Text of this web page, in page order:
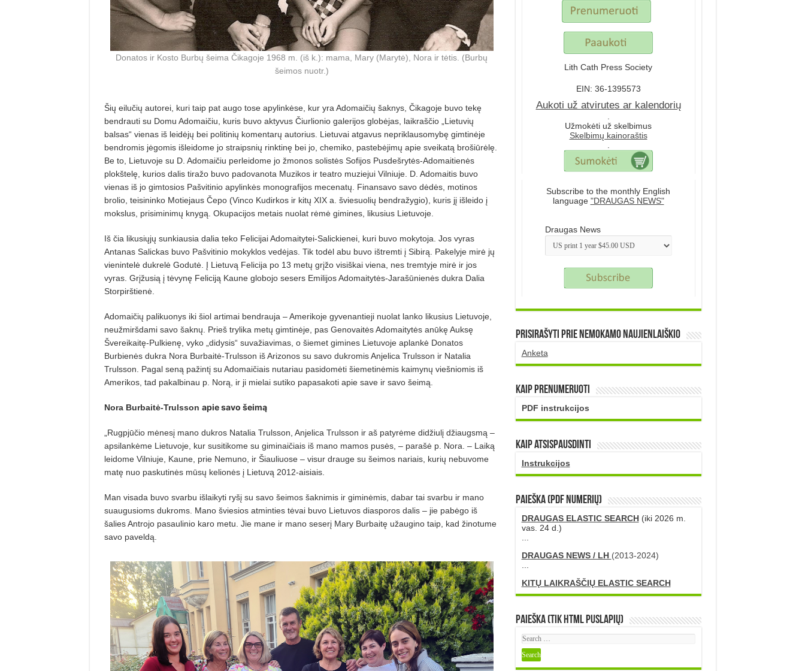
Donatos ir Kosto Burbų šeima Čikagoje 1968 m. (iš k.): mama, Mary (Marytė), Nora ir tėtis. (Burbų
šeimos nuotr.)
Šių eilučių autorei, kuri taip pat augo tose apylinkėse, kur yra Adomaičių šaknys, Čikagoje buvo tekę
bendrauti su Domu Adomaičiu, kuris buvo aktyvus Čiurlionio galerijos globėjas, laikraščio „Lietuvių
balsas“ vienas iš leidėjų bei politinių komentarų autorius. Lietuvai atgavus nepriklausomybę gimtinėje
bendromis jėgomis išleidome jo straipsnių rinktinę bei jo, chemiko, pastebėjimų apie sveikatą brošiūrėlę.
Be to, Lietuvoje su D. Adomaičiu perleidome jo žmonos solistės Sofijos Pusdešrytės-Adomaitienės
plokštelę, kurios dalis tiražo buvo padovanota Muzikos ir teatro muziejui Vilniuje. D. Adomaitis buvo
vienas iš jo gimtosios Pašvitinio apylinkės monografijos mecenatų. Finansavo savo dėdės, motinos
brolio, teisininko Motiejaus Čepo (Vinco Kudirkos ir kitų XIX a. šviesuolių bendražygio), kuris jį išleido į
mokslus, prisiminimų knygą. Okupacijos metais nuolat rėmė gimines, likusius Lietuvoje.
Iš čia likusiųjų sunkiausia dalia teko Felicijai Adomaitytei-Salickienei, kuri buvo mokytoja. Jos vyras
Antanas Salickas buvo Pašvitinio mokyklos vedėjas. Tik todėl abu buvo ištremti į Sibirą. Pakely­je mirė jų
vienintelė dukrelė Godutė. Į Lietu­vą Felicija po 13 metų grįžo visiškai viena, nes tremtyje mirė ir jos
vyras. Grįžusią į tėvynę Feliciją Kaune globojo sesers Emilijos Adomaitytės-Jarašūnienės dukra Dalia
Storpirštienė.
Adomaičių palikuonys iki šiol artimai bendrauja – Amerikoje gyvenantieji nuolat lanko likusius Lietuvoje,
neužmiršdami savo šaknų. Prieš trylika metų gimtinėje, pas Genovaitės Adomaitytės anūkę Auksę
Švereikaitę-Pulkienę, vyko „didysis“ suvažiavimas, o šiemet gimines Lietuvoje aplankė Donatos
Burbienės dukra Nora Burbaitė-Trulsson iš Arizonos su savo dukromis Anjelica Trulsson ir Natalia
Trulsson. Pagal seną pažintį su Adomaičiais nutariau pasidomėti šiemetinėmis kaimynų viešniomis iš
Amerikos, tad pakalbinau p. Norą, ir ji mielai sutiko papasakoti apie save ir savo šeimą.
Nora Burbaitė-Trulsson apie savo šeimą
„Rugpjūčio mėnesį mano dukros Natalia Trulsson, Anjelica Trulsson ir aš patyrėme didžiulį džiaugsmą –
apsilankėme Lietuvoje, kur susitikome su giminaičiais iš mano mamos pusės, – parašė p. Nora. – Laiką
leidome Vilniuje, Kaune, prie Nemuno, ir Šiauliuose – visur drauge su šeimos nariais, kurių nebuvome
matę nuo paskutinės mūsų kelionės į Lietuvą 2012-aisiais.
Man visada buvo svarbu išlaikyti ryšį su savo šeimos šaknimis ir giminėmis, dabar tai svarbu ir ma­no
suaugusioms dukroms. Mano šviesios atminties tėvai buvo Lietuvos diasporos dalis – jie pabėgo iš
šalies Antrojo pasaulinio karo metu. Jie mane ir mano seserį Mary Burbaitę užaugino taip, kad žinotume
savo paveldą.
Lith Cath Press Society
EIN: 36-1395573
Aukoti už atvirutes ar kalendorių
.
Užmokėti už skelbimus
Skelbimų kainoraštis
.
Subscribe to the monthly English
language "DRAUGAS NEWS"
Draugas News
Prisirašyti prie nemokamo naujienlaiškio
Anketa
Kaip prenumeruoti
PDF instrukcijos
Kaip atsispausdinti
Instrukcijos
PAIEŠKA (PDF numerių)
DRAUGAS ELASTIC SEARCH(iki 2026 m.
vas. 24 d.)
...
DRAUGAS NEWS / LH (2013-2024)
...
KITŲ LAIKRAŠČIŲ ELASTIC SEARCH
Paieška (tik HTML puslapių)